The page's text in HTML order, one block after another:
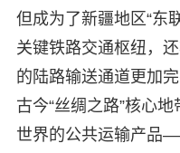
但成为了新疆地区“东
关键铁路交通枢纽，
的陆路输送通道更加
古今“丝绸之路”核心
世界的公共运输产品